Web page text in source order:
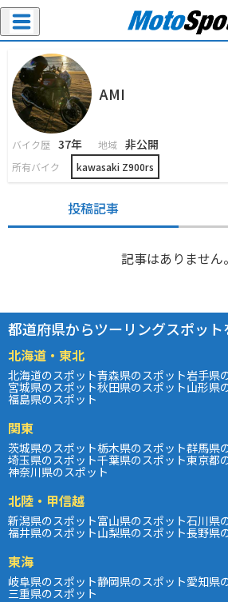
AMI
バイク歴 37年 地域 非公開
所有バイク kawasaki Z900rs
投稿記事
記事はありません。
都道府県からツーリングスポット
北海道・東北
北海道のスポット青森県のスポット岩手県
宮城県のスポット秋田県のスポット山形県
福島県のスポット
関東
茨城県のスポット栃木県のスポット群馬県
埼玉県のスポット千葉県のスポット東京都
神奈川県のスポット
北陸・甲信越
新潟県のスポット富山県のスポット石川県
福井県のスポット山梨県のスポット長野県
東海
岐阜県のスポット静岡県のスポット愛知県
三重県のスポット